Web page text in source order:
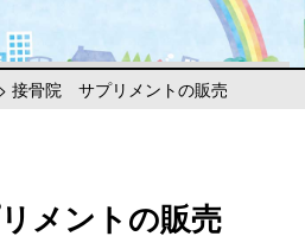
>接骨院 サプリメントの販売
メントの販売